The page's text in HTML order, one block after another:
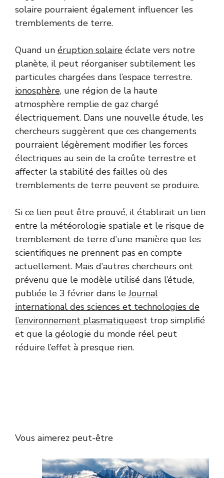
solaire pourraient également influencer les
tremblements de terre.
Quand un éruption solaire éclate vers notre
planète, il peut réorganiser subtilement les
particules chargées dans l’espace terrestre.
ionosphère, une région de la haute
atmosphère remplie de gaz chargé
électriquement. Dans une nouvelle étude, les
chercheurs suggèrent que ces changements
pourraient légèrement modifier les forces
électriques au sein de la croûte terrestre et
affecter la stabilité des failles où des
tremblements de terre peuvent se produire.
Si ce lien peut être prouvé, il établirait un lien
entre la météorologie spatiale et le risque de
tremblement de terre d’une manière que les
scientifiques ne prennent pas en compte
actuellement. Mais d’autres chercheurs ont
prévenu que le modèle utilisé dans l’étude,
publiée le 3 février dans leJournal
international des sciences et technologies de
l’environnement plasmatiqueest trop simplifié
et que la géologie du monde réel peut
réduire l’effet à presque rien.
Vous aimerez peut-être